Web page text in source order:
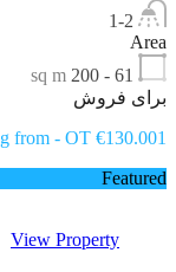
1-2
Area
61 - 200
sq m
برای فروش
from - OT €130.001
Featured
View Property